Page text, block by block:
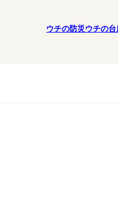
ウチの防災ウチの